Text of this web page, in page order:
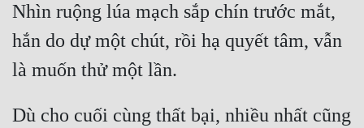
Tiểu Thuyết
Nhìn ruộng lúa mạch sắp chín trước mắt,
hắn do dự một chút, rồi hạ quyết tâm, vẫn
Dù cho cuối cùng thất bại, nhiều nhất cũng